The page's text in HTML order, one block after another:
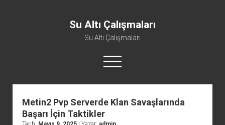
Su Altı Çalışmaları
Su Altı Çalışmaları
menüyü
aç
Metin2 Pvp Serverde Klan Savaşlarında
Başarı İçin Taktikler